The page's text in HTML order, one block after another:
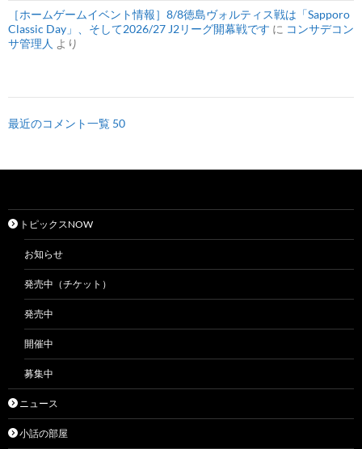
［ホームゲームイベント情報］8/8徳島ヴォルティス戦は「Sapporo
Classic Day」、そして2026/27 J2リーグ開幕戦です に コンサデコン
サ管理人 より
最近のコメント一覧 50
トピックスNOW
お知らせ
発売中（チケット）
発売中
開催中
募集中
ニュース
小話の部屋